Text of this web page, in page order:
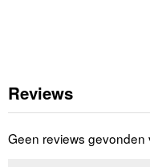
Reviews
Geen reviews gevonden